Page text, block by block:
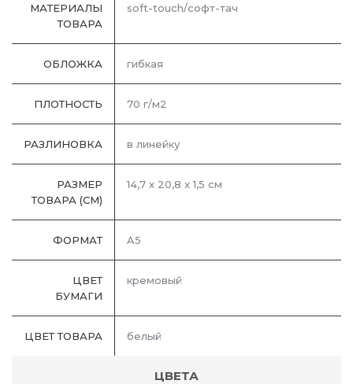
МАТЕРИАЛЫ
ТОВАРА
soft-touch/софт-тач
ОБЛОЖКА гибкая
ПЛОТНОСТЬ 70 г/м2
РАЗЛИНОВКА в линейку
РАЗМЕР
ТОВАРА (СМ)
14,7 x 20,8 x 1,5 см
ФОРМАТ A5
ЦВЕТ
БУМАГИ
кремовый
ЦВЕТ ТОВАРА белый
ЦВЕТА